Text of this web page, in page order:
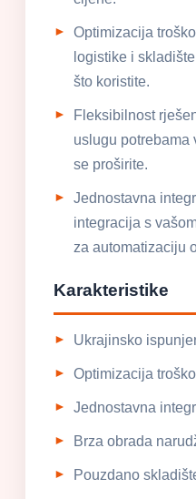
Optimizacija
logistike i
što koristite.
Fleksibilnost
uslugu potrebama
se proširite.
Jednostavna
integracija s
za automatizaciju
Karakteristike
Ukrajinsko
Optimizacija
Jednostavna
Brza obrada
Pouzdano